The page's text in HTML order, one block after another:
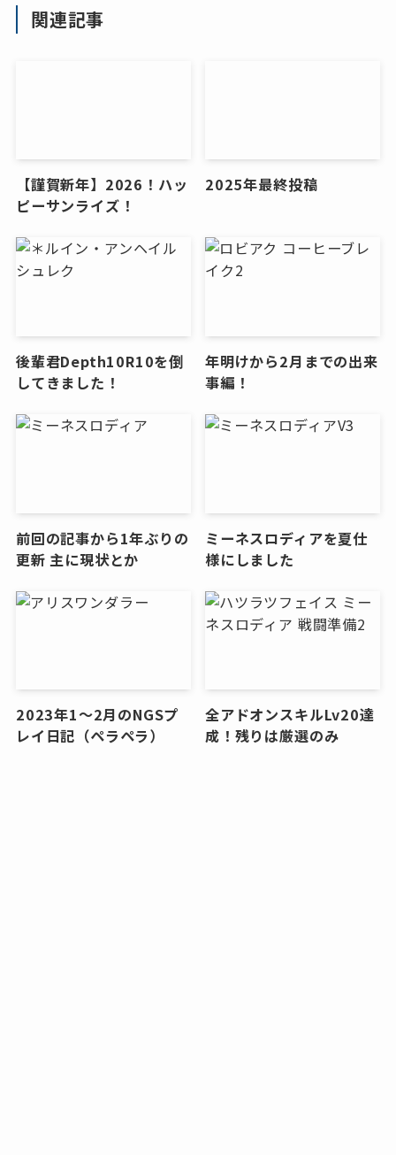
関連記事
【謹賀新年】2026！ハッ
ピーサンライズ！
2025年最終投稿
後輩君Depth10R10を倒
してきました！
年明けから2月までの出来
事編！
前回の記事から1年ぶりの
更新 主に現状とか
ミーネスロディアを夏仕
様にしました
2023年1～2月のNGSプ
レイ日記（ペラペラ）
全アドオンスキルLv20達
成！残りは厳選のみ